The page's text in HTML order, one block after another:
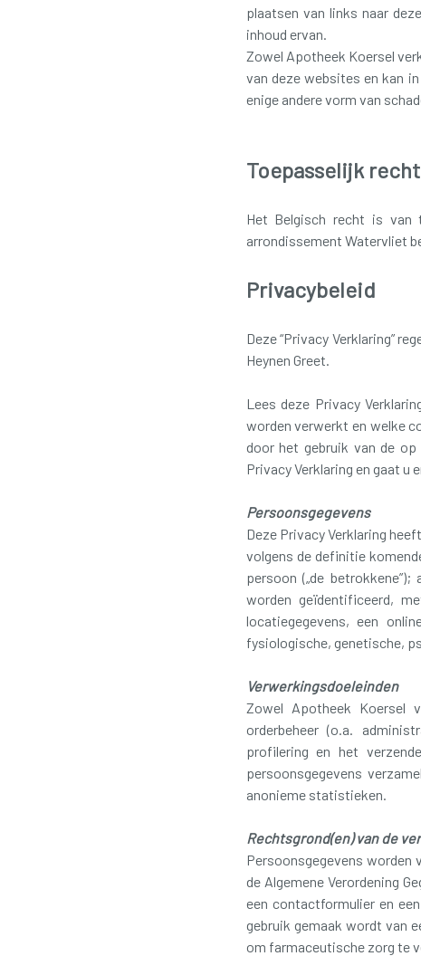
plaatsen van links naar
inhoud ervan.
Zowel Apotheek Koersel
van deze websites en kan
enige andere vorm van
Toepasselijk
Het Belgisch recht is van
arrondissement Watervliet
Privacybeleid
Deze “Privacy Verklaring”
Heynen Greet.
Lees deze Privacy
worden verwerkt en welke
door het gebruik van de op
Privacy Verklaring en gaat u
Persoonsgegevens
Deze Privacy Verklaring
volgens de definitie
persoon („de
worden geïdentificeerd,
locatiegegevens, een
fysiologische, genetische,
Verwerkingsdoeleinden
Zowel Apotheek Koersel
orderbeheer (o.a.
profilering en het
persoonsgegevens
anonieme statistieken.
Rechtsgrond(en) van de
Persoonsgegevens worden
de Algemene Verordening
een contactformulier en
gebruik gemaak wordt van
om farmaceutische zorg te